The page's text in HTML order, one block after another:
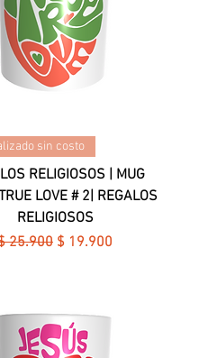
sin costo
RELIGIOSOS | MUG
LOVE # 2| REGALOS
RELIGIOSOS
25.900 Precio de oferta
$ 19.900